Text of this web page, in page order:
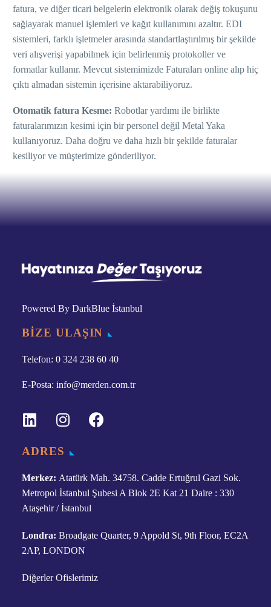
fatura, ve diğer ticari belgelerin elektronik olarak değiş tokuşunu
sağlayarak manuel işlemleri ve kağıt kullanımını azaltır. EDI
sistemleri, farklı işletmeler arasında standartlaştırılmış bir şekilde
veri alışverişi yapabilmek için belirlenmiş protokoller ve
formatlar kullanır. Mevcut sistemimizde Faturaları online alıp hiç
çıktı almadan sistemin içerisine aktarabiliyoruz.
Otomatik fatura Kesme: Robotlar yardımı ile birlikte
faturalarımızın kesimi için bir personel değil Metal Yaka
kullanıyoruz. Daha doğru ve daha hızlı bir şekilde faturalar
kesiliyor ve müşterimize gönderiliyor.
Powered By DarkBlue İstanbul
BİZE ULAŞIN
Telefon: 0 324 238 60 40
E-Posta: info@merden.com.tr
ADRES
Merkez: Atatürk Mah. 34758. Cadde Ertuğrul Gazi Sok.
Metropol İstanbul Şubesi A Blok 2E Kat 21 Daire : 330
Ataşehir / İstanbul
Londra: Broadgate Quarter, 9 Appold St, 9th Floor, EC2A
2AP, LONDON
Diğerler Ofislerimiz